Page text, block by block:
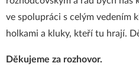
ve spolupráci s celým vedením
holkami a kluky, kteří tu hrají.
Děkujeme za rozhovor.